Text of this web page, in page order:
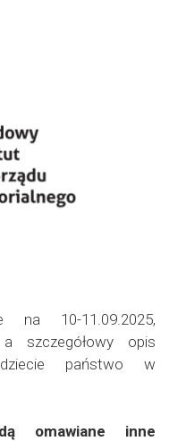
na 10-11.09.2025,
szczegółowy opis
państwo w
omawiane inne